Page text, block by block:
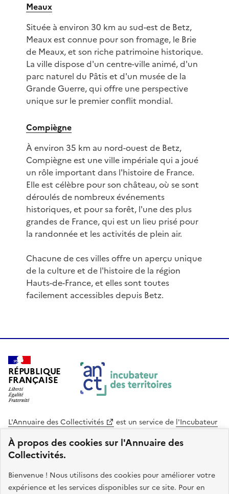
À propos des cookies sur l'Annuaire des
Collectivités.
Bienvenue ! Nous utilisons des cookies pour améliorer votre
expérience et les services disponibles sur ce site. Pour en
Meaux
Située à environ 30 km au sud-est de Betz,
Meaux est connue pour son fromage, le Brie
de Meaux, et son riche patrimoine historique.
La ville dispose d'un centre-ville animé, d'un
parc naturel du Pâtis et d'un musée de la
Grande Guerre, qui offre une perspective
unique sur le premier conflit mondial.
Compiègne
À environ 35 km au nord-ouest de Betz,
Compiègne est une ville impériale qui a joué
un rôle important dans l'histoire de France.
Elle est célèbre pour son château, où se sont
déroulés de nombreux événements
historiques, et pour sa forêt, l'une des plus
grandes de France, qui est un lieu prisé pour
la randonnée et les activités de plein air.
Chacune de ces villes offre un aperçu unique
de la culture et de l'histoire de la région
Hauts-de-France, et elles sont toutes
facilement accessibles depuis Betz.
RÉPUBLIQUE
FRANÇAISE
L'Annuaire des Collectivités est un service de l'Incubateur
des Territoires
Cohésion des Territoires
. Le code source de ce site web
est disponible en licence libre. Le design de ce site est conçu
avec le système de design de l’État.